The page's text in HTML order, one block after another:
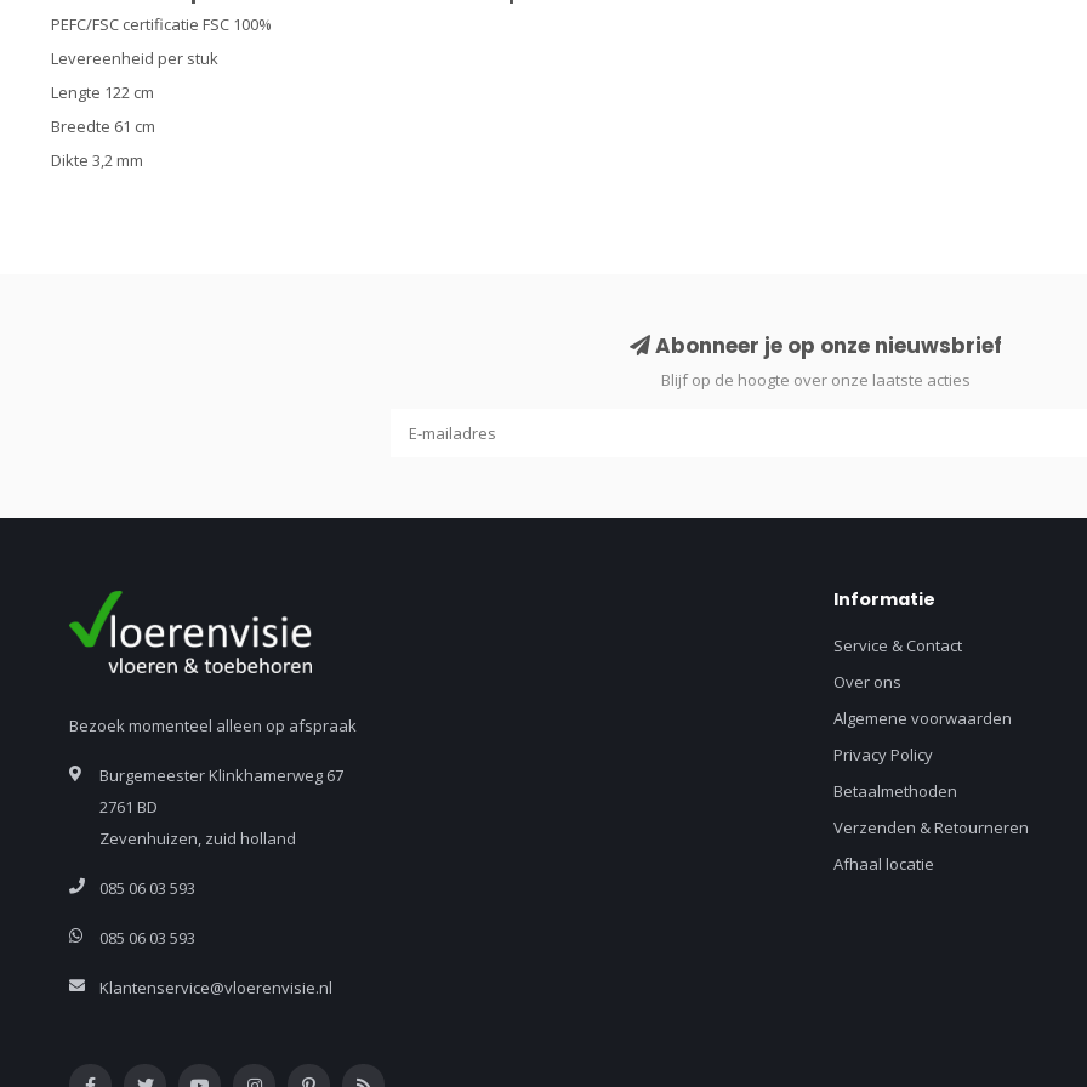
PEFC/FSC certificatie FSC 100%
Levereenheid per stuk
Lengte 122 cm
Breedte 61 cm
Dikte 3,2 mm
Abonneer je op onze nieuwsbrief
Blijf op de hoogte over onze laatste acties
Bezoek momenteel alleen op afspraak
Burgemeester Klinkhamerweg 67
2761 BD
Zevenhuizen, zuid holland
085 06 03 593
085 06 03 593
Klantenservice@vloerenvisie.nl
Informatie
Service & Contact
Over ons
Algemene voorwaarden
Privacy Policy
Betaalmethoden
Verzenden & Retourneren
Afhaal locatie